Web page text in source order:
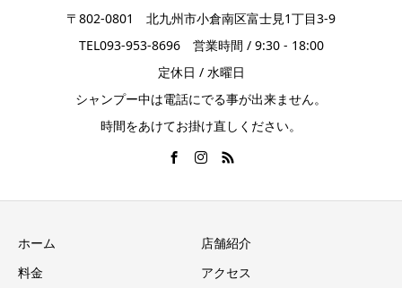
〒802-0801 北九州市小倉南区富士見1丁目3-9
TEL093-953-8696 営業時間 / 9:30 - 18:00
定休日 / 水曜日
シャンプー中は電話にでる事が出来ません。
時間をあけてお掛け直しください。
ホーム
店舗紹介
料金
アクセス